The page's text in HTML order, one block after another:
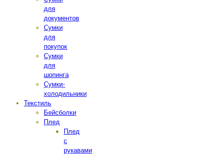
для
документов
Сумки
для
покупок
Сумки
для
шопинга
Сумки-
холодильники
Текстиль
Бейсболки
Плед
Плед
с
рукавами